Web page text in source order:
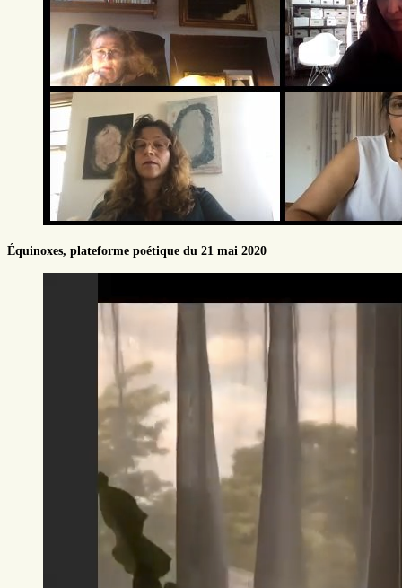
Équinoxes, plateforme poétique du 21 mai 2020